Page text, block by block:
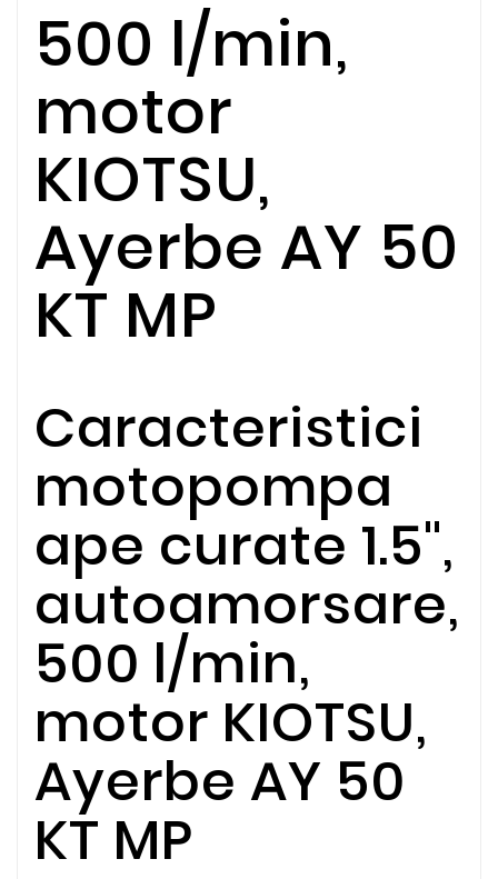
500 l/min,
motor
KIOTSU,
Ayerbe AY 50
KT MP
Caracteristici
motopompa
ape curate 1.5",
autoamorsare,
500 l/min,
motor KIOTSU,
Ayerbe AY 50
KT MP